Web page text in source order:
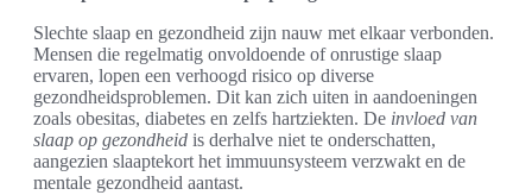
Slechte slaap en gezondheid zijn nauw met elkaar verbonden.
Mensen die regelmatig onvoldoende of onrustige slaap
ervaren, lopen een verhoogd risico op diverse
gezondheidsproblemen. Dit kan zich uiten in aandoeningen
zoals obesitas, diabetes en zelfs hartziekten. De invloed van
slaap op gezondheid is derhalve niet te onderschatten,
aangezien slaaptekort het immuunsysteem verzwakt en de
mentale gezondheid aantast.